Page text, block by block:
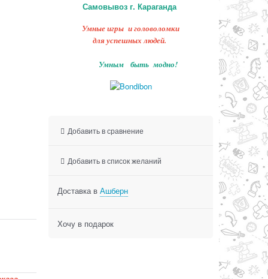
Самовывоз г. Караганда
Умные игры и головоломки
для успешных людей.
Умным быть модно!
Добавить в сравнение
Добавить в список желаний
Доставка в Ашберн
Хочу в подарок